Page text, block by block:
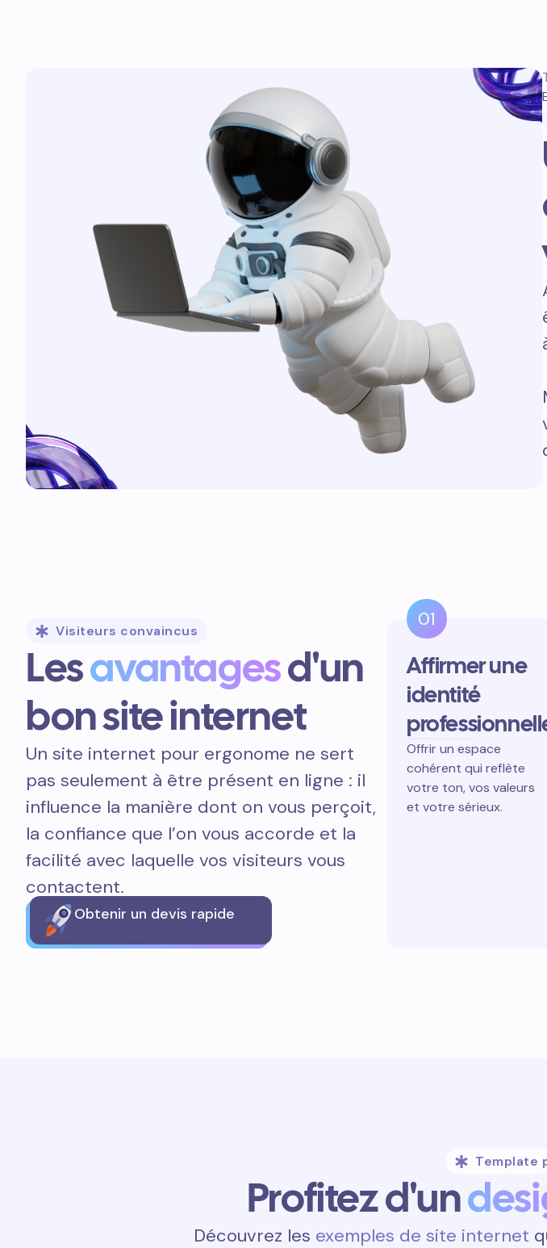
Visiteurs convaincus
Lesavantagesd'un
bon site internet
Un site internet pour ergonome ne sert
pas seulement à être présent en ligne : il
influence la manière dont on vous perçoit,
la confiance que l’on vous accorde et la
facilité avec laquelle vos visiteurs vous
contactent.
Obtenir un devis rapide
01
Affirmer une
identité
Offrir un espace
cohérent qui reflète
votre ton, vos valeurs
et votre sérieux.
Template
Profitez d'un
Découvrez les exemples de site internet